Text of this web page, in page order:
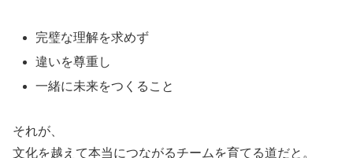
完璧な理解を求めず
違いを尊重し
一緒に未来をつくること
それが、
文化を越えて本当につながるチームを育てる道だと。